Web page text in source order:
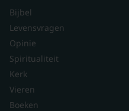
Bijbel
Levensvragen
Opinie
Spiritualiteit
Kerk
Vieren
Boeken